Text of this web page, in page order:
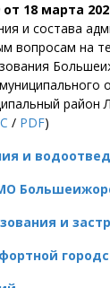
18 марта
и состава
вопросам на
район
/ PDF)
и
и